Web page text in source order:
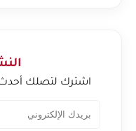
اشترك لتصلك أحدث